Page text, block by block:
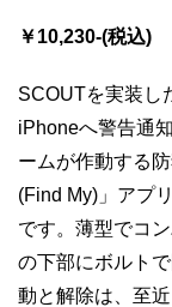
￥10,230-(税込)
SCOUTを実装し
iPhoneへ警告通
ームが作動する
(Find My)」アプ
です。薄型でコ
の下部にボルト
動と解除は、至